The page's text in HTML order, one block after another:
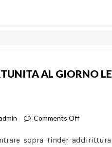
AL GIORNO
Comments Offon
sopra Tinder